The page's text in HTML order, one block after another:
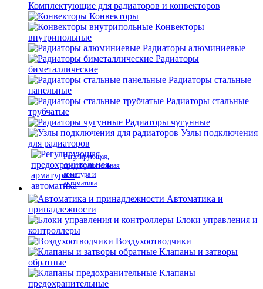
Комплектующие для радиаторов и конвекторов
Конвекторы
Конвекторы
внутрипольные
Радиаторы алюминиевые
Радиаторы
биметаллические
Радиаторы стальные
панельные
Радиаторы стальные
трубчатые
Радиаторы чугунные
Узлы подключения
для радиаторов
Регулирующая,
предохранительная
арматура и
автоматика
Автоматика и
принадлежности
Блоки управления и
контроллеры
Воздухоотводчики
Клапаны и затворы
обратные
Клапаны
предохранительные